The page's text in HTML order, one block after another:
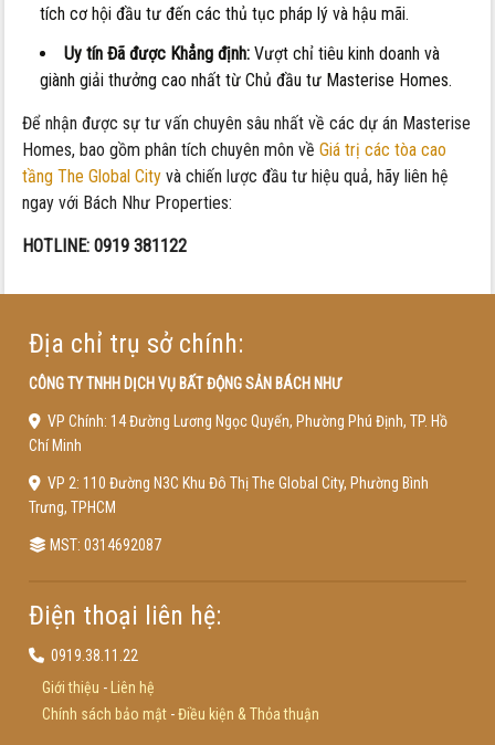
tích cơ hội đầu tư đến các thủ tục pháp lý và hậu mãi.
Uy tín Đã được Khẳng định: Vượt chỉ tiêu kinh doanh và
giành giải thưởng cao nhất từ Chủ đầu tư Masterise Homes.
Để nhận được sự tư vấn chuyên sâu nhất về các dự án Masterise
Homes, bao gồm phân tích chuyên môn vềGiá trị các tòa cao
tầng The Global City và chiến lược đầu tư hiệu quả, hãy liên hệ
ngay với Bách Như Properties:
HOTLINE: 0919 381122
Địa chỉ trụ sở chính:
CÔNG TY TNHH DỊCH VỤ BẤT ĐỘNG SẢN BÁCH NHƯ
VP Chính: 14 Đường Lương Ngọc Quyến, Phường Phú Định, TP. Hồ
Chí Minh
VP 2: 110 Đường N3C Khu Đô Thị The Global City, Phường Bình
Trưng, TPHCM
MST: 0314692087
Điện thoại liên hệ:
0919.38.11.22
Giới thiệu -
Liên hệ
Chính sách bảo mật-Điều kiện & Thỏa thuận